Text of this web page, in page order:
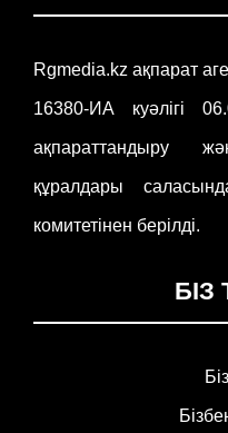
Rgmedia.kz ақпарат
16380-ИА куәлігі
ақпараттандыру
құралдары
комитетінен берілді.
БІЗ